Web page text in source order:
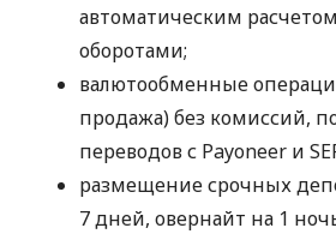
автоматическим
оборотами;
валютообменные
продажа) без комиссий,
переводов с Payoneer и
размещение срочных
7 дней, овернайт на 1